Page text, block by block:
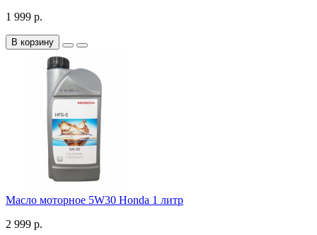
1 999 р.
В корзину
Масло моторное 5W30 Honda 1 литр
2 999 р.